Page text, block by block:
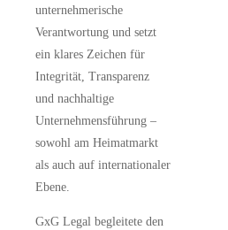
unternehmerische
Verantwortung und setzt
ein klares Zeichen für
Integrität, Transparenz
und nachhaltige
Unternehmensführung –
sowohl am Heimatmarkt
als auch auf internationaler
Ebene.
GxG Legal begleitete den